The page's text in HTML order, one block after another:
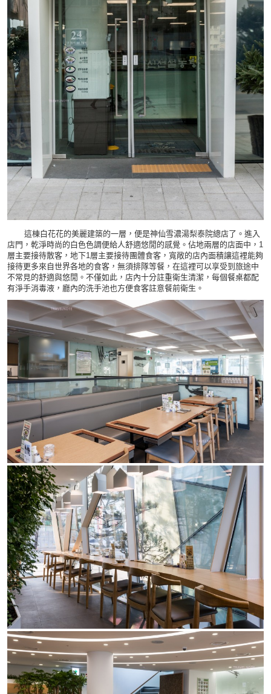
這棟白花花的美麗建築的一層，便是神仙雪濃湯梨泰院總店了。進入
店門，乾淨時尚的白色色調便給人舒適悠閒的感覺。佔地兩層的店面中，1
層主要接待散客，地下1層主要接待團體食客，寬敞的店內面積讓這裡能夠
接待更多來自世界各地的食客，無須排隊等餐，在這裡可以享受到旅途中
不常見的舒適與悠閒。不僅如此，店內十分註重衛生清潔，每個餐桌都配
有淨手消毒液，廳內的洗手池也方便食客註意餐前衛生。